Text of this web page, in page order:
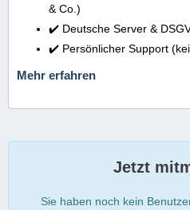
& Co.)
✔️ Deutsche Server &
✔️ Persönlicher Support
Mehr erfahren
Jetzt
Sie haben noch kein